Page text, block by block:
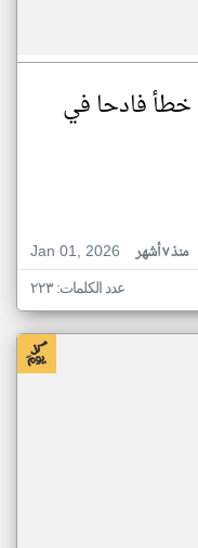
خطأ فادحا في
Jan 01, 2026
منذ ٧ أشهر
عدد الكلمات: ٢٢٣